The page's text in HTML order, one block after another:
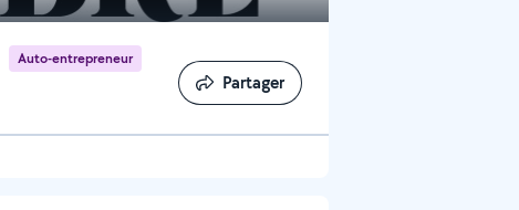
Auto-entrepreneur
Partager
Partager